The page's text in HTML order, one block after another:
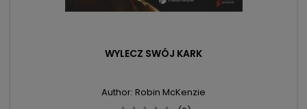
WYLECZ SWÓJ KARK
Author: Robin McKenzie